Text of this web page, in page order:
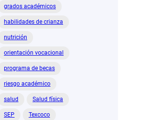
grados académicos
habilidades de crianza
nutrición
orientación vocacional
programa de becas
riesgo académico
salud Salud física
SEP Texcoco